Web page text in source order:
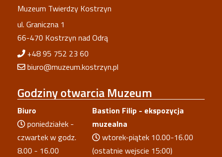
Muzeum Twierdzy Kostrzyn
ul. Graniczna 1
66-470 Kostrzyn nad Odrą
+48 95 752 23 60
biuro@muzeum.kostrzyn.pl
Godzinyotwarcia Muzeum
Biuro
poniedziałek -
czwartek w godz.
8.00 - 16.00
Bastion Filip - ekspozycja
muzealna
wtorek-piątek 10.00-16.00
(ostatnie wejscie 15:00)